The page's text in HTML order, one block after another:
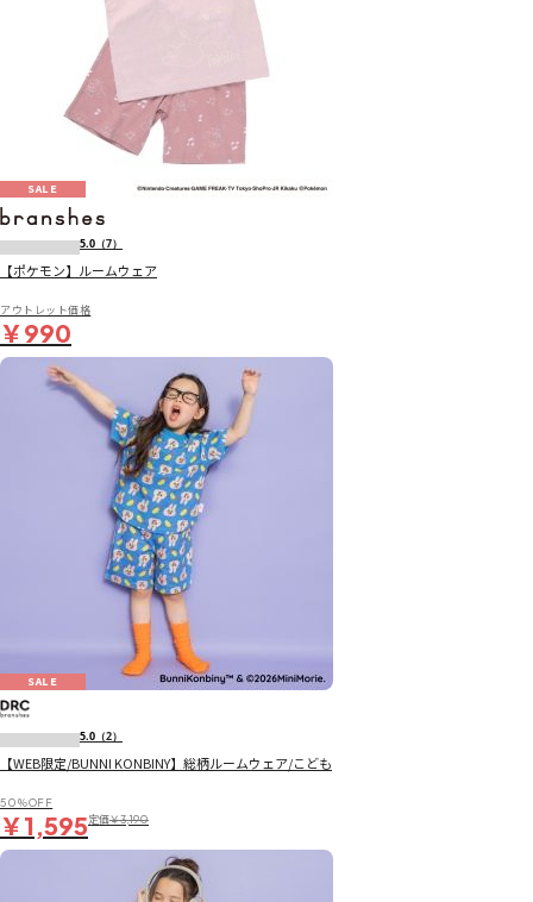
SALE
5.0 （7）
【ポケモン】ルームウェア
アウトレット価格
￥990
SALE
5.0 （2）
【WEB限定/BUNNI KONBINY】総柄ルームウェア/こども
50％OFF
￥1,595定価￥3,190